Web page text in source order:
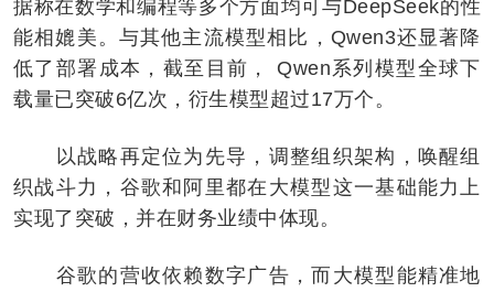
据称在数学和编程等多个方面均可与DeepSeek的性
能相媲美。与其他主流模型相比，Qwen3还显著降
低了部署成本，截至目前， Qwen系列模型全球下
载量已突破6亿次，衍生模型超过17万个。
以战略再定位为先导，调整组织架构，唤醒组
织战斗力，谷歌和阿里都在大模型这一基础能力上
实现了突破，并在财务业绩中体现。
谷歌的营收依赖数字广告，而大模型能精准地